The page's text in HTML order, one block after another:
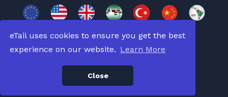
eTail uses cookies to ensure you get the best
experience on our website. Learn More
Close
版權所有 © 2026版權所有。